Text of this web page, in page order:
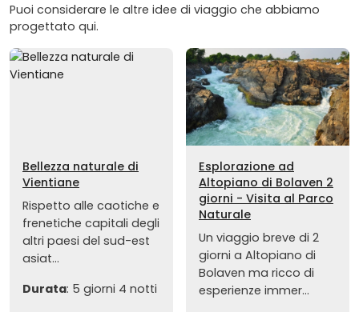
Puoi considerare le altre idee di viaggio che abbiamo
progettato qui.
Bellezza naturale di
Vientiane
Rispetto alle caotiche e
frenetiche capitali degli
altri paesi del sud-est
asiat...
Durata: 5 giorni 4 notti
Esplorazione ad
Altopiano di Bolaven 2
giorni - Visita al Parco
Naturale
Un viaggio breve di 2
giorni a Altopiano di
Bolaven ma ricco di
esperienze immer...